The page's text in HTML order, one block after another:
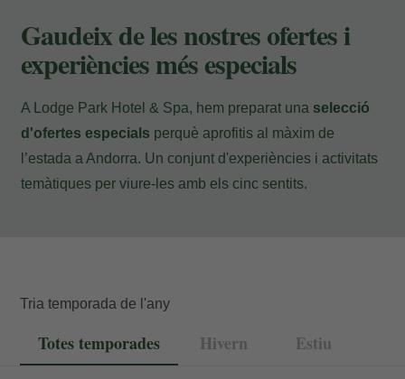
Gaudeix de les nostres ofertes i
experiències més especials
A Lodge Park Hotel & Spa, hem preparat una selecció
d'ofertes especials perquè aprofitis al màxim de
l’estada a Andorra. Un conjunt d'experiències i activitats
temàtiques per viure-les amb els cinc sentits.
Tria temporada de l'any
Totes temporades Hivern Estiu